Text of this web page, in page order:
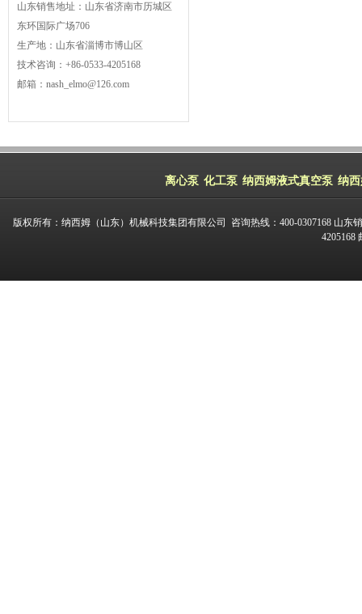
山东销售地址：山东省济南市历城区
东环国际广场706
生产地：山东省淄博市博山区
技术咨询：+86-0533-4205168
邮箱：nash_elmo@126.com
离心泵 化工泵 纳西姆液式真空泵 纳
版权所有：纳西姆（山东）机械科技集团有限公司 咨询热线：400-0307168 山
4205168